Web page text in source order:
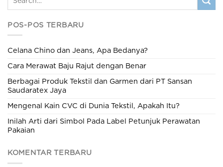
POS-POS TERBARU
Celana Chino dan Jeans, Apa Bedanya?
Cara Merawat Baju Rajut dengan Benar
Berbagai Produk Tekstil dan Garmen dari PT Sansan
Saudaratex Jaya
Mengenal Kain CVC di Dunia Tekstil, Apakah Itu?
Inilah Arti dari Simbol Pada Label Petunjuk Perawatan
Pakaian
KOMENTAR TERBARU